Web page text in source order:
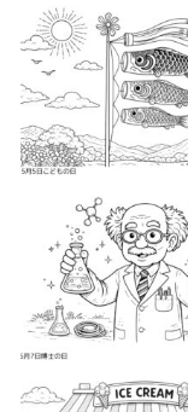
2026-04-27
2026-04-28